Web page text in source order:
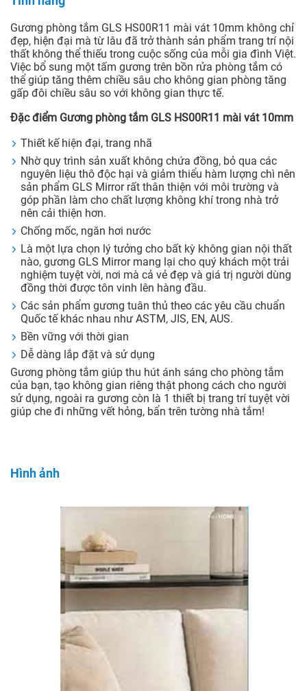
Gương phòng tắm GLS HS00R11 mài vát 10mm không chỉ
đẹp, hiện đại mà từ lâu đã trở thành sản phẩm trang trí nội
thất không thể thiếu trong cuộc sống của mỗi gia đình Việt.
Việc bổ sung một tấm gương trên bồn rửa phòng tắm có
thể giúp tăng thêm chiều sâu cho không gian phòng tăng
gấp đôi chiều sâu so với không gian thực tế.
Đặc điểm Gương phòng tắm GLS HS00R11 mài vát 10mm
Thiết kế hiện đại, trang nhã
Nhờ quy trình sản xuất không chứa đồng, bỏ qua các
nguyên liệu thô độc hại và giảm thiểu hàm lượng chì nên
sản phẩm GLS Mirror rất thân thiện với môi trường và
góp phần làm cho chất lượng không khí trong nhà trở
nên cải thiện hơn.
Chống mốc, ngăn hơi nước
Là một lựa chọn lý tưởng cho bất kỳ không gian nội thất
nào, gương GLS Mirror mang lại cho quý khách một trải
nghiệm tuyệt vời, nơi mà cả vẻ đẹp và giá trị người dùng
đồng thời được tôn vinh lên hàng đầu.
Các sản phẩm gương tuân thủ theo các yêu cầu chuẩn
Quốc tế khác nhau như ASTM, JIS, EN, AUS.
Bền vững với thời gian
Dễ dàng lắp đặt và sử dụng
Gương phòng tắm giúp thu hút ánh sáng cho phòng tắm
của bạn, tạo không gian riêng thật phong cách cho người
sử dụng, ngoài ra gương còn là 1 thiết bị trang trí tuyệt vời
giúp che đi những vết hỏng, bẩn trên tường nhà tắm!
Hình ảnh